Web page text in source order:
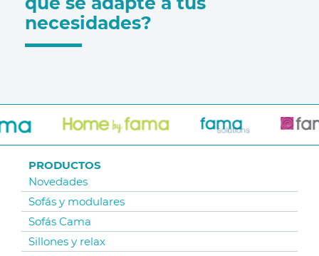
necesidades?
PRODUCTOS
Novedades
Sofás y modulares
Sofás Cama
Sillones y relax